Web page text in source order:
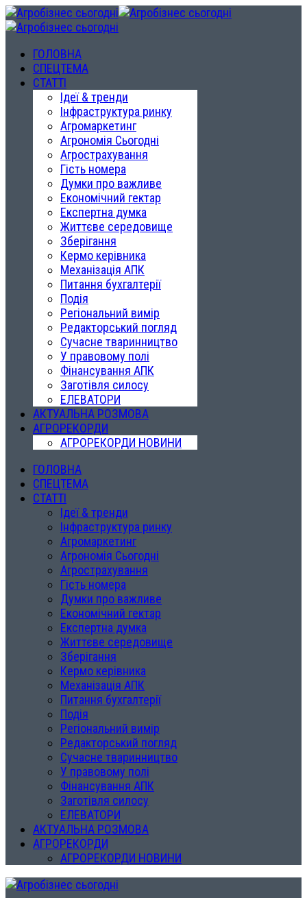
ГОЛОВНА
СПЕЦТЕМА
СТАТТІ
Ідеї & тренди
Інфраструктура ринку
Агромаркетинг
Агрономія Сьогодні
Агрострахування
Гість номера
Думки про важливе
Економічний гектар
Експертна думка
Життєве середовище
Зберігання
Кермо керівника
Механізація АПК
Питання бухгалтерії
Подія
Регіональний вимір
Редакторський погляд
Сучасне тваринництво
У правовому полі
Фінансування АПК
Заготівля силосу
ЕЛЕВАТОРИ
АКТУАЛЬНА РОЗМОВА
АГРОРЕКОРДИ
АГРОРЕКОРДИ НОВИНИ
ГОЛОВНА
СПЕЦТЕМА
СТАТТІ
Ідеї & тренди
Інфраструктура ринку
Агромаркетинг
Агрономія Сьогодні
Агрострахування
Гість номера
Думки про важливе
Економічний гектар
Експертна думка
Життєве середовище
Зберігання
Кермо керівника
Механізація АПК
Питання бухгалтерії
Подія
Регіональний вимір
Редакторський погляд
Сучасне тваринництво
У правовому полі
Фінансування АПК
Заготівля силосу
ЕЛЕВАТОРИ
АКТУАЛЬНА РОЗМОВА
АГРОРЕКОРДИ
АГРОРЕКОРДИ НОВИНИ